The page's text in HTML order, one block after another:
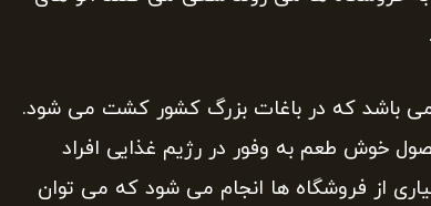
باشد که در باغات بزرگ کشور کشت می شود.
خوش طعم به وفور در رژیم غذایی افراد
از فروشگاه ها انجام می شود که می توان